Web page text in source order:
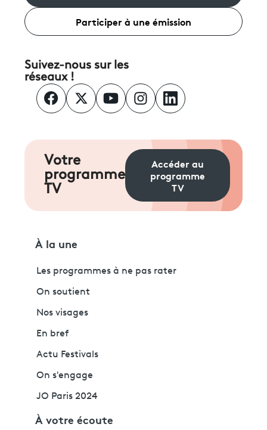
Participer à une émission
Suivez-nous sur les
réseaux !
Votre
programme
TV
Accéder au
programme
TV
À la une
Les programmes à ne pas rater
On soutient
Nos visages
En bref
Actu Festivals
On s'engage
JO Paris 2024
À votre écoute